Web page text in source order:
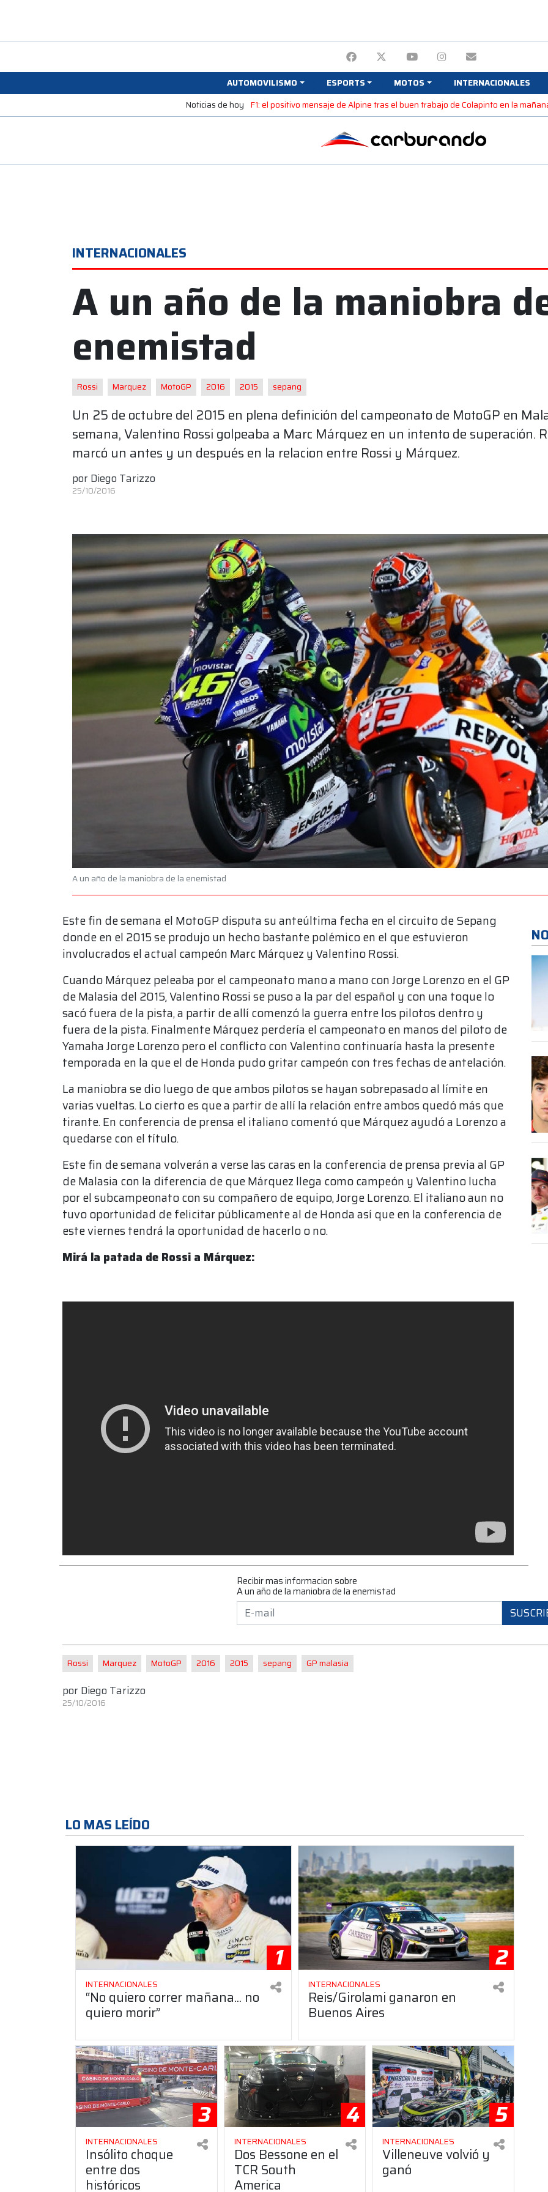
AUTOMOVILISMO ESPORTS MOTOS INTERNACIONALES
Noticias de hoy F1: el positivo mensaje de Alpine tras el buen trabajo de Colapinto en la
INTERNACIONALES
A un año de la maniobra
enemistad
Rossi Marquez MotoGP 2016 2015 sepang
Un 25 de octubre del 2015 en plena definición del campeonato de MotoGP en
semana, Valentino Rossi golpeaba a Marc Márquez en un intento de superación.
marcó un antes y un después en la relacion entre Rossi y Márquez.
por Diego Tarizzo
25/10/2016
A un año de la maniobra de la enemistad
Este fin de semana el MotoGP disputa su anteúltima fecha en el circuito de Sepang
donde en el 2015 se produjo un hecho bastante polémico en el que estuvieron
involucrados el actual campeón Marc Márquez y Valentino Rossi.
Cuando Márquez peleaba por el campeonato mano a mano con Jorge Lorenzo en el GP
de Malasia del 2015, Valentino Rossi se puso a la par del español y con una toque lo
sacó fuera de la pista, a partir de allí comenzó la guerra entre los pilotos dentro y
fuera de la pista. Finalmente Márquez perdería el campeonato en manos del piloto de
Yamaha Jorge Lorenzo pero el conflicto con Valentino continuaría hasta la presente
temporada en la que el de Honda pudo gritar campeón con tres fechas de antelación.
La maniobra se dio luego de que ambos pilotos se hayan sobrepasado al límite en
varias vueltas. Lo cierto es que a partir de allí la relación entre ambos quedó más que
tirante. En conferencia de prensa el italiano comentó que Márquez ayudó a Lorenzo a
quedarse con el título.
Este fin de semana volverán a verse las caras en la conferencia de prensa previa al GP
de Malasia con la diferencia de que Márquez llega como campeón y Valentino lucha
por el subcampeonato con su compañero de equipo, Jorge Lorenzo. El italiano aun no
tuvo oportunidad de felicitar públicamente al de Honda así que en la conferencia de
este viernes tendrá la oportunidad de hacerlo o no.
Mirá la patada de Rossi a Márquez:
Recibir mas informacion sobre
A un año de la maniobra de la enemistad
Rossi Marquez MotoGP 2016 2015 sepang GP malasia
por Diego Tarizzo
25/10/2016
LO MAS LEÍDO
1
INTERNACIONALES
“No quiero correr mañana... no
quiero morir”
2
INTERNACIONALES
Reis/Girolami ganaron en
Buenos Aires
3
INTERNACIONALES
Insólito choque
entre dos
históricos
4
INTERNACIONALES
Dos Bessone en el
TCR South
America
5
INTERNACIONALES
Villeneuve volvió y
ganó